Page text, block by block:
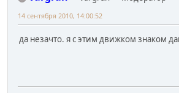
14 сентября 2010, 14:00:52
да незачто. я с этим движком знаком